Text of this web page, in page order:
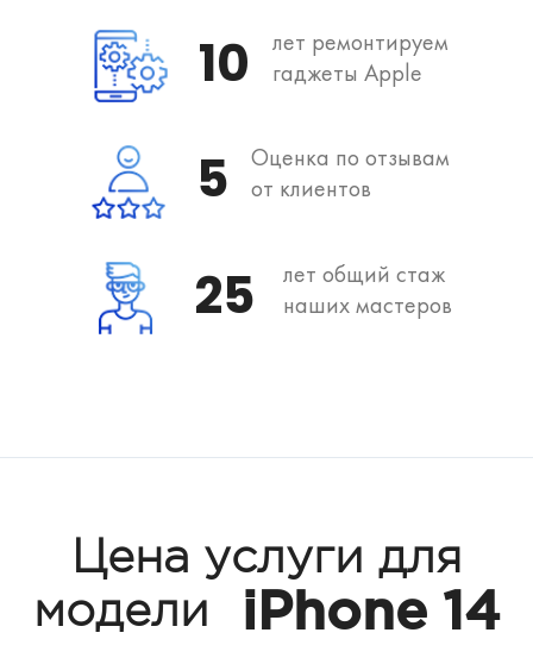
10
лет ремонтируем
гаджеты Apple
5
Оценка по отзывам
от клиентов
25
лет общий стаж
наших мастеров
Цена услуги для
модели
iPhone 14